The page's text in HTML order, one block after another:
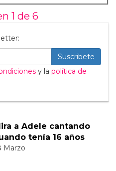
1 de 6
Suscribete
y la política de
a Adele cantando
tenía 16 años
Marzo